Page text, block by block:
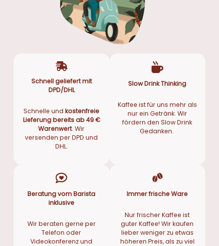
Schnell geliefert mit
DPD/DHL
Schnelle undkostenfreie
Lieferung bereits ab 49 €
Warenwert. Wir
versenden per DPD und
DHL.
Slow Drink Thinking
Kaffee ist für uns mehr als
nur ein Getränk. Wir
fördern den Slow Drink
Gedanken.
Beratung vom Barista
inklusive
Wir beraten gerne per
Telefon oder
Videokonferenz und
Immer frische Ware
Nur frischer Kaffee ist
guter Kaffee! Wir kaufen
lieber weniger zu etwas
höheren Preis, als zu viel